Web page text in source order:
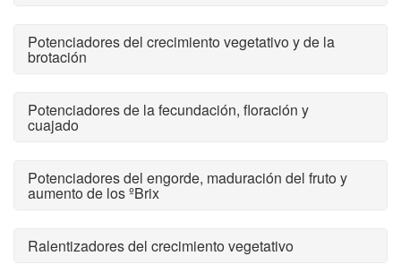
Potenciadores del crecimiento vegetativo y de la
brotación
Potenciadores de la fecundación, floración y
cuajado
Potenciadores del engorde, maduración del fruto y
aumento de los ºBrix
Ralentizadores del crecimiento vegetativo